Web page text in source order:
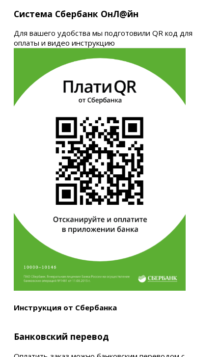
Система Сбербанк ОнЛ@йн
Для вашего удобства мы подготовили QR код для
оплаты и видео инструкцию
Инструкция от Сбербанка
Банковский перевод